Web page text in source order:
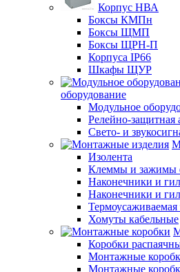
Корпус НВА
Боксы КМПн
Боксы ЩМП
Боксы ЩРН-П
Корпуса IP66
Шкафы ЩУР
оборудование
Модульное
Релейно-защитная
Свето- и
Изолента
Клеммы и зажимы
Наконечники и
Наконечники и
Термоусаживаемая
Хомуты кабельные
Коробки
Монтажные
Монтажные